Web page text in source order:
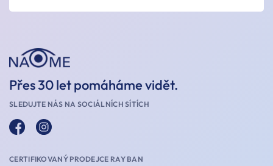
Přes 30 let pomáháme vidět.
SLEDUJTE NÁS NA SOCIÁLNÍCH SÍTÍCH
CERTIFIKOVANÝ PRODEJCE RAY BAN